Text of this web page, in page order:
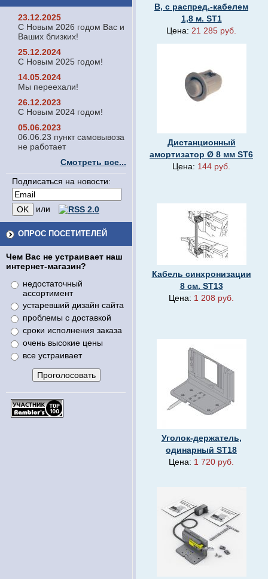
23.12.2025
С Новым 2026 годом Вас и
Ваших близких!
25.12.2024
С Новым 2025 годом!
14.05.2024
Мы переехали!
26.12.2023
С Новым 2024 годом!
05.06.2023
06.06.23 пункт самовывоза
не работает
Смотреть все...
Подписаться на новости:
или
ОПРОС ПОСЕТИТЕЛЕЙ
Чем Вас не устраивает наш
интернет-магазин?
недостаточный
ассортимент
устаревший дизайн сайта
проблемы с доставкой
сроки исполнения заказа
очень высокие цены
все устраивает
В, с распред.-кабелем
1,8 м. ST1
Цена: 21 285 руб.
Дистанционный
амортизатор Ø 8 мм ST6
Цена: 144 руб.
Кабель синхронизации
8 см. ST13
Цена: 1 208 руб.
Уголок-держатель,
одинарный SТ18
Цена: 1 720 руб.